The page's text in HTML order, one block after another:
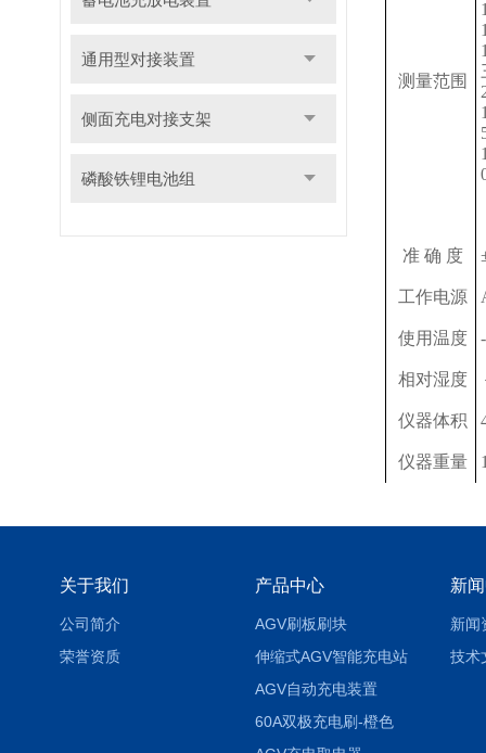
通用型对接装置
侧面充电对接支架
磷酸铁锂电池组
测量范围
准 确 度
工作电源
使用温度
相对湿度
仪器体积
仪器重量
关于我们
公司简介
荣誉资质
产品中心
AGV刷板刷块
伸缩式AGV智能充电站
AGV自动充电装置
60A双极充电刷-橙色
新
新闻
技术